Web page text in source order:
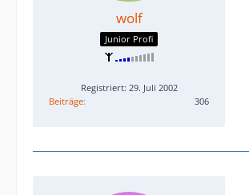
wolf
Junior Profi
Registriert: 29. Juli 2002
Beiträge
306